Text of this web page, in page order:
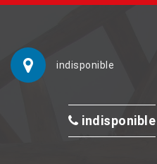
indisponible
indisponible